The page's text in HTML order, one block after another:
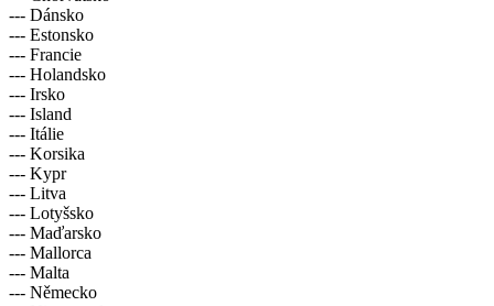
--- Dánsko
--- Estonsko
--- Francie
--- Holandsko
--- Irsko
--- Island
--- Itálie
--- Korsika
--- Kypr
--- Litva
--- Lotyšsko
--- Maďarsko
--- Mallorca
--- Malta
--- Německo